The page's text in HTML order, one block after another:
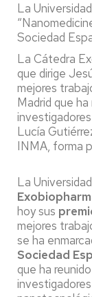
La
Sociedad
La Cátedra
que dirige
mejores
Madrid que
investigadores
Lucía
INMA, forma
La
hoy sus
mejores
se ha
Sociedad
que ha